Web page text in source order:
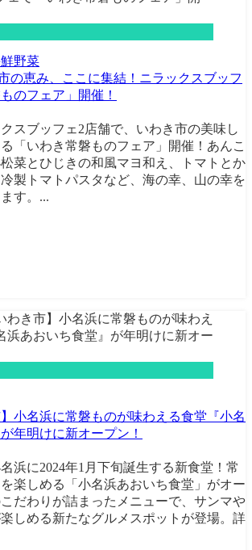
野菜
の恵み、ここに集結！ニラックスブッフ
のフェア」開催！
クスブッフェ2店舗で、いわき市の美味し
「いわき常磐ものフェア」開催！あんこ
菜とひじきの和風マヨ和え、トマトとか
製トマトパスタなど、海の幸、山の幸を
す。...
】小名浜に常磐ものが味わえる食堂『小名
年明けに新オープン！
浜に2024年1月下旬誕生する新食堂！常
楽しめる「小名浜あおいち食堂」がオー
だわりが詰まったメニューで、サンマや
しめる新たなグルメスポットが登場。詳